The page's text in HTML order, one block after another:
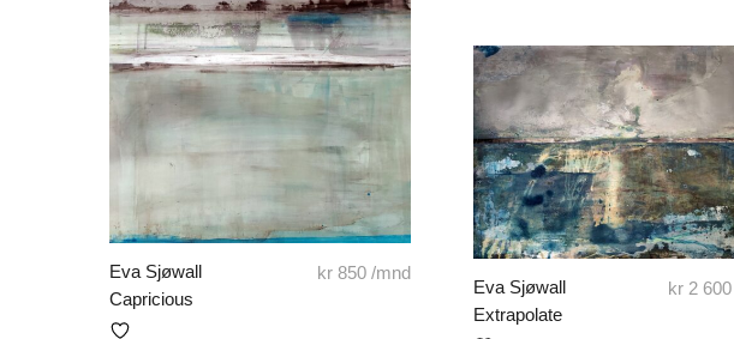
Eva Sjøwall
Capricious
kr 850 /mnd
Eva Sjøwall
Extrapolate
kr 2 600